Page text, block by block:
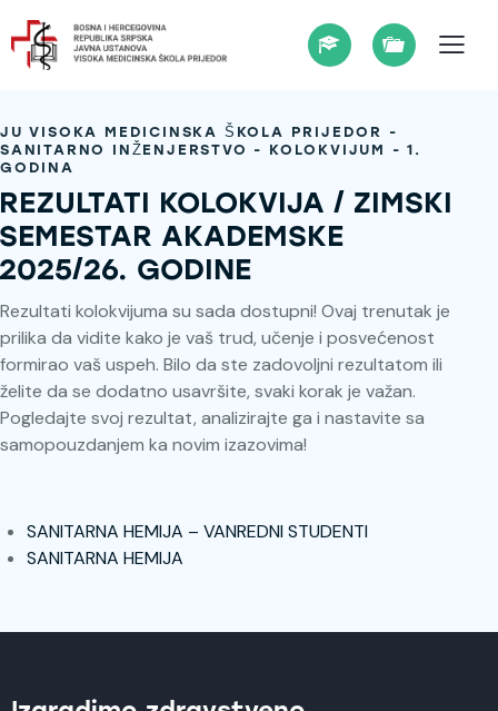
JU VISOKA MEDICINSKA ŠKOLA PRIJEDOR -
SANITARNO INŽENJERSTVO - KOLOKVIJUM - 1.
GODINA
REZULTATI KOLOKVIJA / ZIMSKI
SEMESTAR AKADEMSKE
2025/26. GODINE
Rezultati kolokvijuma su sada dostupni! Ovaj trenutak je
prilika da vidite kako je vaš trud, učenje i posvećenost
formirao vaš uspeh. Bilo da ste zadovoljni rezultatom ili
želite da se dodatno usavršite, svaki korak je važan.
Pogledajte svoj rezultat, analizirajte ga i nastavite sa
samopouzdanjem ka novim izazovima!
SANITARNA HEMIJA – VANREDNI STUDENTI
SANITARNA HEMIJA